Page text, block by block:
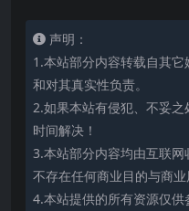
声明：
1.本站部分内容转载自其
和对其真实性负责。
2.如果本站有侵犯、不妥
时间解决！
3.本站部分内容均由互联网
不存在任何商业目的与商业
4.本站提供的所有资源仅供